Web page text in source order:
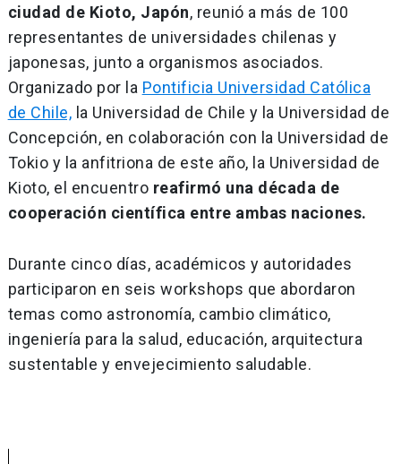
ciudad de Kioto, Japón, reunió a más de 100
representantes de universidades chilenas y
japonesas, junto a organismos asociados.
Organizado por la Pontificia Universidad Católica
de Chile, la Universidad de Chile y la Universidad de
Concepción, en colaboración con la Universidad de
Tokio y la anfitriona de este año, la Universidad de
Kioto, el encuentro reafirmó una década de
cooperación científica entre ambas naciones.
Durante cinco días, académicos y autoridades
participaron en seis workshops que abordaron
temas como astronomía, cambio climático,
ingeniería para la salud, educación, arquitectura
sustentable y envejecimiento saludable.